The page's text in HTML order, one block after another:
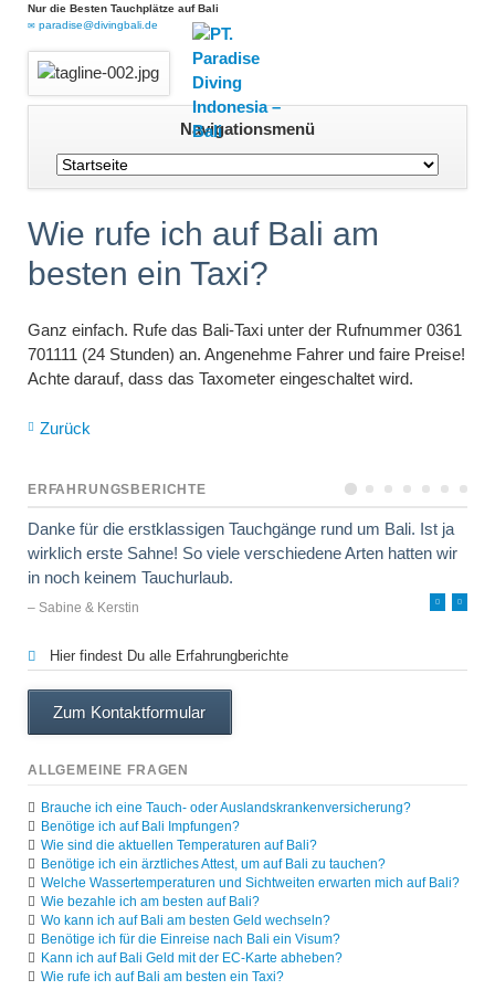
Nur die Besten Tauchplätze auf Bali
paradise@divingbali.de
überspringen
Navigationsmenü
Wie rufe ich auf Bali am
besten ein Taxi?
Ganz einfach. Rufe das Bali-Taxi unter der Rufnummer 0361
701111 (24 Stunden) an. Angenehme Fahrer und faire Preise!
Achte darauf, dass das Taxometer eingeschaltet wird.
Zurück
ERFAHRUNGSBERICHTE
Danke für die erstklassigen Tauchgänge rund um Bali. Ist ja
wirklich erste Sahne! So viele verschiedene Arten hatten wir
in noch keinem Tauchurlaub.
– Sabine & Kerstin
Hier findest Du alle Erfahrungberichte
Zum Kontaktformular
ALLGEMEINE FRAGEN
Brauche ich eine Tauch- oder Auslandskrankenversicherung?
Benötige ich auf Bali Impfungen?
Wie sind die aktuellen Temperaturen auf Bali?
Benötige ich ein ärztliches Attest, um auf Bali zu tauchen?
Welche Wassertemperaturen und Sichtweiten erwarten mich auf Bali?
Wie bezahle ich am besten auf Bali?
Wo kann ich auf Bali am besten Geld wechseln?
Benötige ich für die Einreise nach Bali ein Visum?
Kann ich auf Bali Geld mit der EC-Karte abheben?
Wie rufe ich auf Bali am besten ein Taxi?